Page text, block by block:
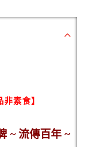
非素食】
~ 流傳百年~